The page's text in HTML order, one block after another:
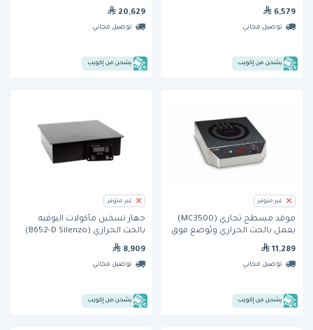
الحراري
6,579
توصيل مجاني
يشحن من إكويب
20,629
توصيل مجاني
يشحن من إكويب
غير متوفر
موقد مسطح تجاري (MC3500)
يعمل بالحث الحراري ويُوضع فوق
السطح من كوكتيك
11,289
توصيل مجاني
يشحن من إكويب
غير متوفر
جهاز تسخين مأكولات البوفيه
بالحث الحراري (B652-D Silenzo)
من كوك تِك
8,909
توصيل مجاني
يشحن من إكويب